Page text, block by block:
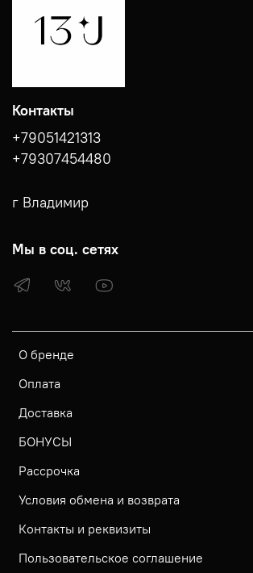
О бренде
Оплата
Доставка
БОНУСЫ
Рассрочка
Условия обмена и возврата
Контакты и реквизиты
Пользовательское соглашение
Контакты
+79051421313
+79307454480
г Владимир
Мы в соц. сетях